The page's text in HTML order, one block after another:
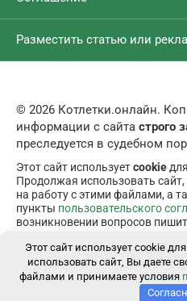
Разместить статью или
© 2026 Котлетки.онлайн.
информации с сайта строго
преследуется в судебном
Этот сайт используетcookie
Продолжая использовать сайт,
на работу с этими файлами, а
пункты пользовательского
возникновении вопросов
Этот сайт использует cookie
использовать сайт, Вы даете
файлами и принимаете условия